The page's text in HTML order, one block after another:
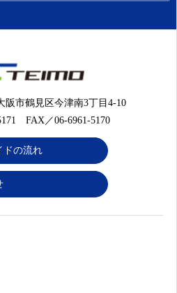
阪市鶴見区今津南3丁目4-10
FAX／06-6961-5170
ドの流れ